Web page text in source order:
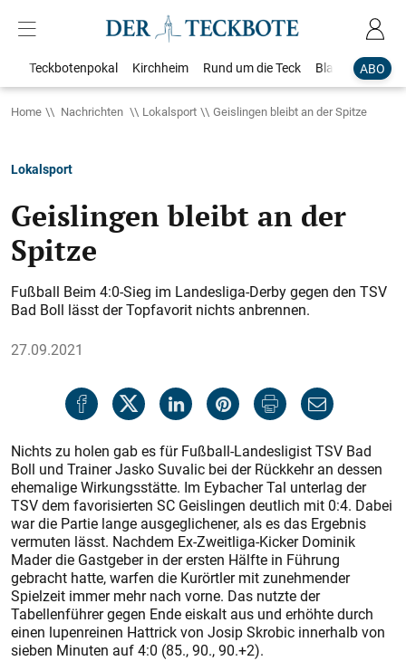
ABO
Teckbotenpokal Kirchheim Rund um die Teck Blaulicht
Home Nachrichten Lokalsport Geislingen bleibt an der Spitze
Lokalsport
Geislingen bleibt an der
Spitze
Fußball Beim 4:0-Sieg im Landesliga-Derby gegen den TSV
Bad Boll lässt der Topfavorit nichts anbrennen.
27.09.2021
Nichts zu holen gab es für Fußball-Landesligist TSV Bad
Boll und Trainer Jasko Suvalic bei der Rückkehr an dessen
ehemalige Wirkungsstätte. Im Eybacher Tal unterlag der
TSV dem favorisierten SC Geislingen deutlich mit 0:4. Dabei
war die Partie lange ausgeglichener, als es das Ergebnis
vermuten lässt. Nachdem Ex-Zweitliga-Kicker Dominik
Mader die Gastgeber in der ersten Hälfte in Führung
gebracht hatte, warfen die Kurörtler mit zunehmender
Spielzeit immer mehr nach vorne. Das nutzte der
Tabellenführer gegen Ende eiskalt aus und erhöhte durch
einen lupenreinen Hattrick von Josip Skrobic innerhalb von
sieben Minuten auf 4:0 (85., 90., 90.+2).